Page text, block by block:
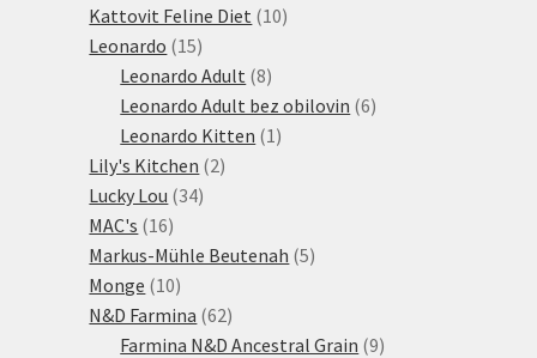
produktů
Kattovit Feline Diet 1010
Leonardo 1515
produktů
Leonardo Adult 88
produktů
Leonardo Adult bez obilovin 66
Leonardo Kitten 1 1
Lily's Kitchen 22
Lucky Lou 3434
MAC's 1616
produktů
Markus-Mühle Beutenah 55
Monge 1010
produktů
N&D Farmina 6262
produktů
Farmina N&D Ancestral Grain 99